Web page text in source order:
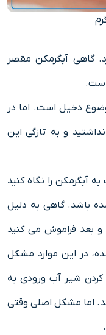
گاهی آبگرمکن مقصر
دخیل است. اما در
و به تازگی این
آبگرمکن را نگاه کنید
باشد. گاهی به دلیل
بعد فراموش می کنید
در این موارد مشکل
شیر آب ورودی به
اما مشکل اصلی وقتی